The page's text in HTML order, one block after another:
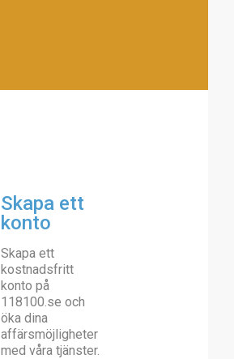
Skapa ett
konto
Skapa ett
kostnadsfritt
konto på
118100.se och
öka dina
affärsmöjligheter
med våra tjänster.